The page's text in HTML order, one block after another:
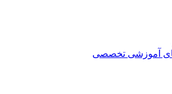
آموزشی تخصصی